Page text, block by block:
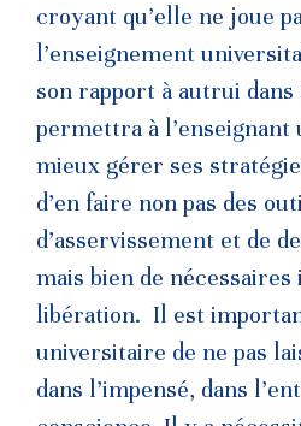
croyant qu’elle ne joue
l’enseignement
son rapport à autrui
permettra à l’enseignant
mieux gérer ses
d’en faire non pas des
d’asservissement et de
mais bien de
libération. Il est
universitaire de ne pas
dans l’impensé, dans